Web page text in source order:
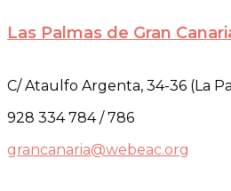
Las Palmas de Gran
C/ Ataulfo Argenta, 34-36 (La
928 334 784 / 786
grancanaria@webeac.org